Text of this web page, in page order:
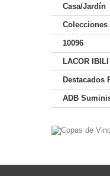
Casa/Jardín
Colecciones
10096
LACOR
Destacados
ADB
Selección